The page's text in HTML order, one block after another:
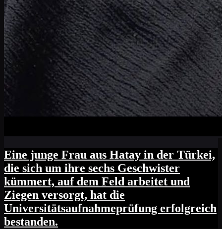
Eine junge Frau aus Hatay in der Türkei,
die sich um ihre sechs Geschwister
kümmert, auf dem Feld arbeitet und
Ziegen versorgt, hat die
Universitätsaufnahmeprüfung erfolgreich
bestanden.